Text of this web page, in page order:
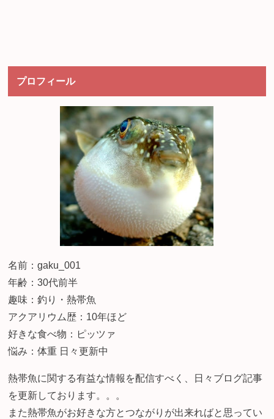
プロフィール
名前：gaku_001
年齢：30代前半
趣味：釣り・熱帯魚
アクアリウム歴：10年ほど
好きな食べ物：ピッツァ
悩み：体重 日々更新中
熱帯魚に関する有益な情報を配信すべく、日々ブログ記事
を更新しております。。。
また熱帯魚がお好きな方とつながりが出来ればと思ってい